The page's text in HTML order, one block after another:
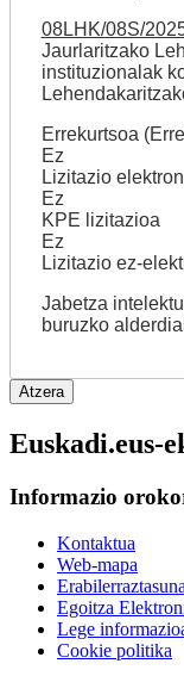
08LHK/08S/
Jaurlaritzako
instituzionalak
Errekurtsoa
Ez
Lizitazio
Ez
KPE lizitazioa
Ez
Lizitazio ez-
Jabetza
buruzko
Euskadi.eus-
Informazio
Kontaktua
Web-mapa
Erabilerraztasuna
Egoitza
Lege
Cookie politika